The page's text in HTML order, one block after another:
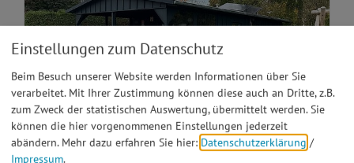
Einstellungen zum Datenschutz
Beim Besuch unserer Website werden Informationen über Sie
verarbeitet. Mit Ihrer Zustimmung können diese auch an Dritte, z.B.
zum Zweck der statistischen Auswertung, übermittelt werden. Sie
können die hier vorgenommenen Einstellungen jederzeit
abändern. Mehr dazu erfahren Sie hier: Datenschutzerklärung /
Impressum.